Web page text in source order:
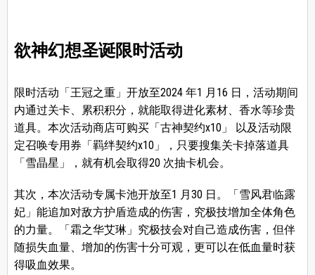
欲神幻想圣诞限时活动
限时活动「王冠之重」开放至2024 年1 月16 日，活动期间
内通过关卡、累积积分，就能取得进化素材、香水等珍贵
道具。本次活动商店可购买「古神契约x10」 以及活动限
定召唤专用券「羁绊契约x10」，只要搜集关卡掉落道具
「雪晶星」，就有机会取得20 次抽卡机会。
其次，本次活动专属卡池开放至1 月30 日。「雪风君临露
妃」能追加对敌方护盾造成的伤害，究极技增加全体角色
的力量。「霜之华艾琳」究极技会对自己造成伤害，但伴
随损失血量、增加的伤害十分可观，更可以在低血量时获
得吸血效果。